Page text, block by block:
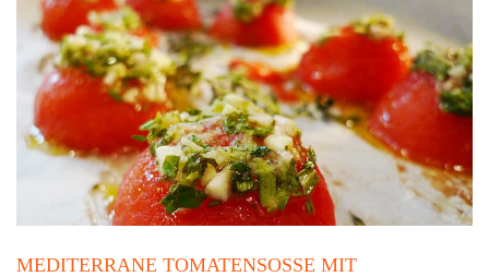
MEDITERRANE TOMATENSOSSE MIT